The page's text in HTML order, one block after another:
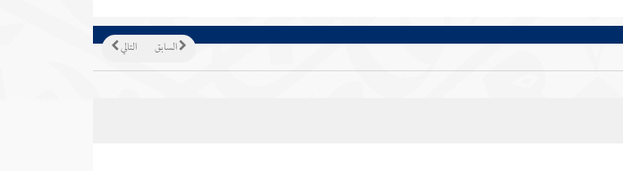
التالي السابق